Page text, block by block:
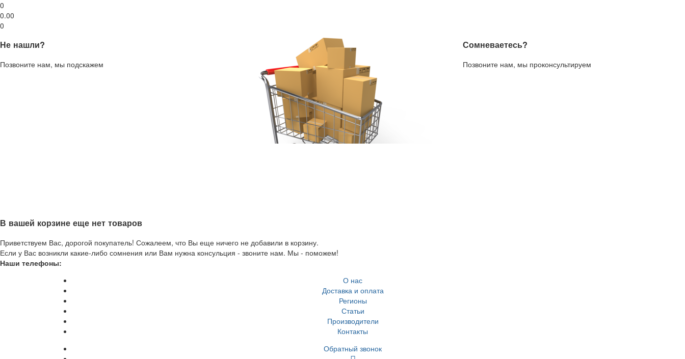
0
0.00
0
Не нашли?
Позвоните нам, мы подскажем
Сомневаетесь?
Позвоните нам, мы проконсультируем
В вашей корзине еще нет товаров
Приветствуем Вас, дорогой покупатель! Сожалеем, что Вы еще ничего не добавили в корзину.
Если у Вас возникли какие-либо сомнения или Вам нужна консульция - звоните нам. Мы - поможем!
Наши телефоны:
О нас
Доставка и оплата
Регионы
Статьи
Производители
Контакты
Обратный звонок